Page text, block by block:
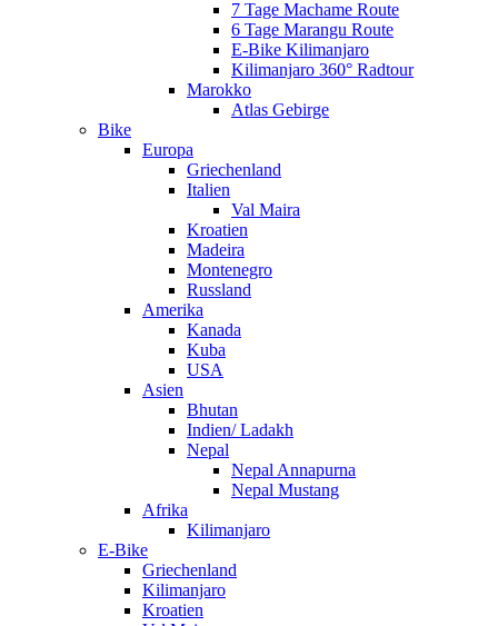
7 Tage Machame Route
6 Tage Marangu Route
E-Bike Kilimanjaro
Kilimanjaro 360° Radtour
Marokko
Atlas Gebirge
Bike
Europa
Griechenland
Italien
Val Maira
Kroatien
Madeira
Montenegro
Russland
Amerika
Kanada
Kuba
USA
Asien
Bhutan
Indien/ Ladakh
Nepal
Nepal Annapurna
Nepal Mustang
Afrika
Kilimanjaro
E-Bike
Griechenland
Kilimanjaro
Kroatien